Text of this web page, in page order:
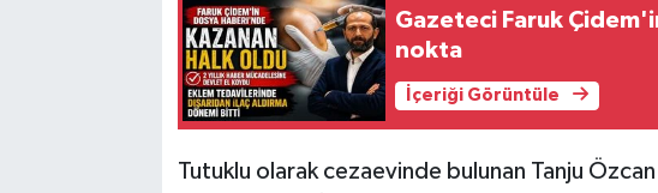
Gazeteci Faruk
nokta
İçeriği Görüntüle
Tutuklu olarak cezaevinde bulunan Tanju